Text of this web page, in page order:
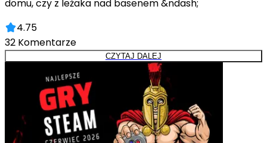
domu, czy z leżaka nad basenem &ndash;
4.75
32 Komentarze
CZYTAJ DALEJ